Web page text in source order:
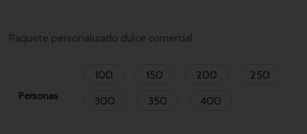
Paquete personalizado dulce comercial
Personas
100 150 200
250
300
350 400